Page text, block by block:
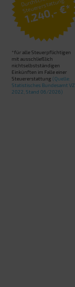
Steuererstattung:
1.240,- €*
*für alle Steuerpflichtigen
mit ausschließlich
nichtselbstständigen
Einkünften im Falle einer
Steuererstattung (Quelle:
Statistisches Bundesamt VZ
2022, Stand 06/2026)